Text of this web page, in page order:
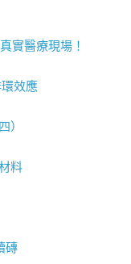
實醫療現場！
效應
）
料
磚